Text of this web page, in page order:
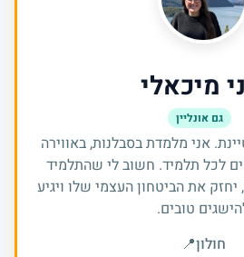
מיכאלי
גם אונליין
אני מלמדת בסבלנות, באווירה
לכל תלמיד. חשוב לי שהתלמיד
את הביטחון העצמי שלו ויגיע
טובים.
חולון📍